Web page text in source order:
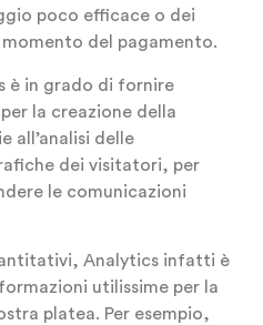
poco efficace o dei
del pagamento.
è in grado di fornire
la creazione della
all’analisi delle
dei visitatori, per
le comunicazioni
Analytics infatti è
utilissime per la
platea. Per esempio,